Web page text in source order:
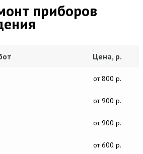
приборов
Цена, р.
от 800 р.
от 900 р.
от 900 р.
от 600 р.